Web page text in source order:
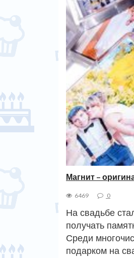
Магнит –
6469 0
На свадьбе
получать
Среди
подарком на